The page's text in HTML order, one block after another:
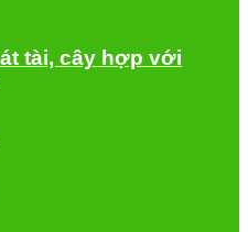
tài, cây hợp với